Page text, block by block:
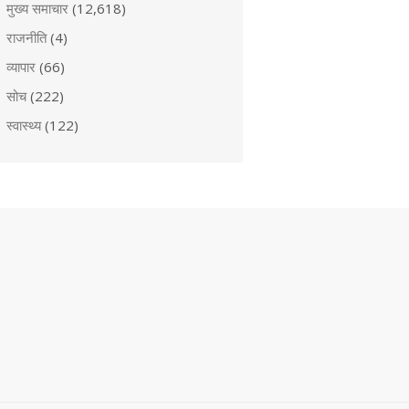
मुख्य समाचार (12,618)
राजनीति(4)
व्यापार (66)
सोच(222)
स्वास्थ्य(122)